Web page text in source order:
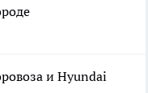
и Hyundai